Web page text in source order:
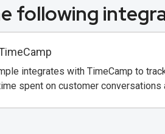
following
integrates with TimeCamp to
spent on customer conversations